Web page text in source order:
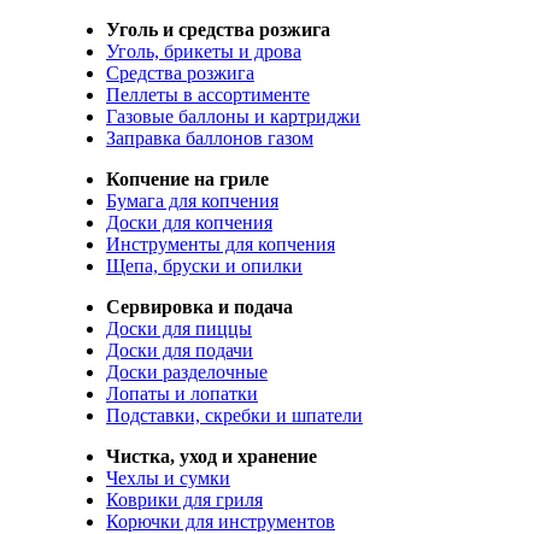
Уголь и средства розжига
Уголь, брикеты и дрова
Средства розжига
Пеллеты в ассортименте
Газовые баллоны и картриджи
Заправка баллонов газом
Копчение на гриле
Бумага для копчения
Доски для копчения
Инструменты для копчения
Щепа, бруски и опилки
Сервировка и подача
Доски для пиццы
Доски для подачи
Доски разделочные
Лопаты и лопатки
Подставки, скребки и шпатели
Чистка, уход и хранение
Чехлы и сумки
Коврики для гриля
Корючки для инструментов